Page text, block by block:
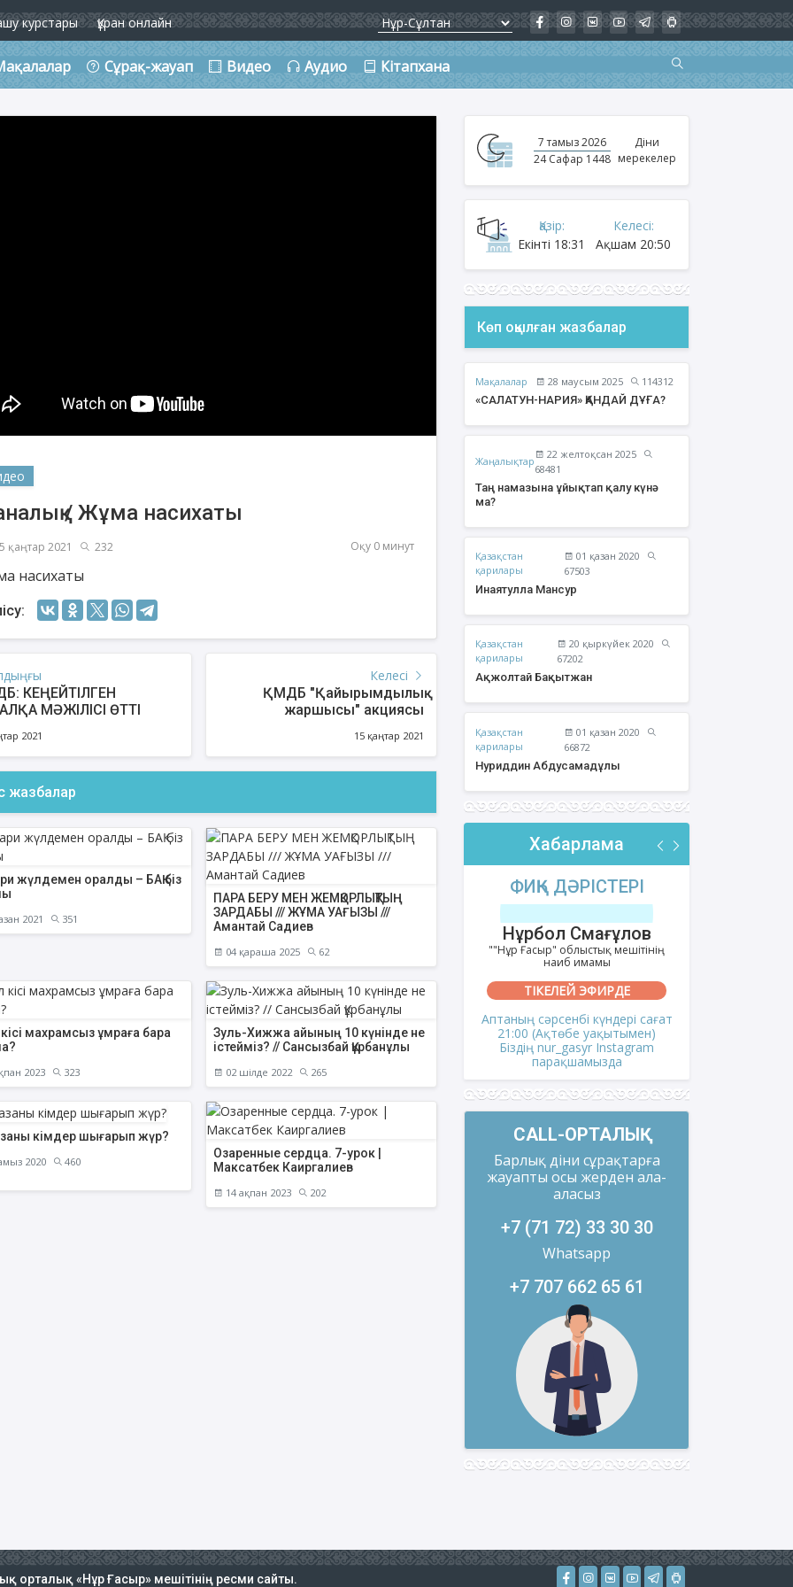
курстары Құран онлайн
Сұрақ-жауап Видео Аудио Кітапхана
Есмурзаев Бауыржан
Қайырбайұлы
Құрбан Яхия Сансызбайұлы
/ Жұма насихаты
қаңтар 2021 232 Оқу 0 минут
насихаты
КЕҢЕЙТІЛГЕН
МӘЖІЛІСІ ӨТТІ
2021
Келесі
ҚМДБ "Қайырымдылық
жаршысы" акциясы
15 қаңтар 2021
жазбалар
жүлдемен оралды – БАҚ біз
2021 351
ПАРА БЕРУ МЕН ЖЕМҚОРЛЫҚТЫҢ
ЗАРДАБЫ /// ЖҰМА УАҒЫЗЫ ///
Амантай Садиев
04 қараша 2025 62
махрамсыз ұмраға бара
2023 323
Зуль-Хижжа айының 10 күнінде не
істейміз? // Сансызбай Құрбанұлы
02 шілде 2022 265
кімдер шығарып жүр?
2020 460
Озаренные сердца. 7-урок |
Максатбек Каиргалиев
14 ақпан 2023 202
7 тамыз 2026
24 Сафар 1448
Діни
мерекелер
Қазір:
Екінті 18:31
Келесі:
Ақшам 20:50
Көп оқылған жазбалар
Мақалалар 28 маусым 2025
114312
«САЛАТУН-НАРИЯ» ҚАНДАЙ ДҰҒА?
Жаңалықтар
22 желтоқсан 2025
68481
Таң намазына ұйықтап қалу күнә
ма?
Қазақстан
қарилары
01 қазан 2020
67503
Инаятулла Мансур
Қазақстан
қарилары
20 қыркүйек 2020
67202
Ақжолтай Бақытжан
Қазақстан
қарилары
01 қазан 2020
66872
Нуриддин Абдусамадұлы
Хабарлама
ФИҚҺ ДӘРІСТЕРІ
Нұрбол Смағұлов
ТІКЕЛЕЙ ЭФИРДЕ
21:00 (Ақтөбе уақытымен)
АҚИДА ДӘРІСТЕРІ
Шынболат Үмбетов
""Ақтөбе қалалық орталық" мешітінің
ТІКЕЛЕЙ ЭФИРДЕ
Аптаның сенбі күндері сағат
21:00 (Ақтөбе уақытымен)
Біздің nur_gasyr Instagram
ФИҚҺ ДӘРІСТЕРІ
Нұрбол Смағұлов
""Нұр Ғасыр" облыстық мешітінің
наиб имамы
ТІКЕЛЕЙ ЭФИРДЕ
Аптаның сәрсенбі күндері сағат
21:00 (Ақтөбе уақытымен)
Біздің nur_gasyr Instagram
парақшамызда
CALL-ОРТАЛЫҚ
Барлық діни сұрақтарға
жауапты осы жерден ала-
аласыз
+7 (71 72) 33 30 30
Whatsapp
+7 707 662 65 61
орталық «Нұр Ғасыр» мешітінің ресми сайты.